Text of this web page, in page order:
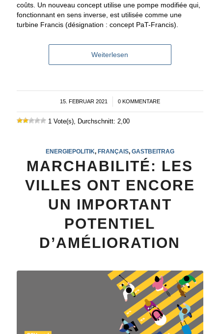
coûts. Un nouveau concept utilise une pompe modifiée qui,
fonctionnant en sens inverse, est utilisée comme une
turbine Francis (désignation : concept PaT-Francis).
Weiterlesen
15. FEBRUAR 2021
/ 0 KOMMENTARE
1 Vote(s), Durchschnitt: 2,00
ENERGIEPOLITIK, FRANÇAIS, GASTBEITRAG
MARCHABILITÉ: LES
VILLES ONT ENCORE
UN IMPORTANT
POTENTIEL
D’AMÉLIORATION